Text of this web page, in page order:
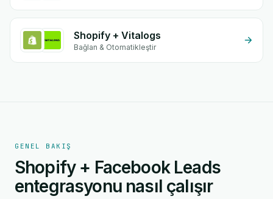
Shopify + Vitalogs
Bağlan & Otomatikleştir
GENEL BAKIŞ
Shopify + Facebook Leads
entegrasyonu nasıl çalışır